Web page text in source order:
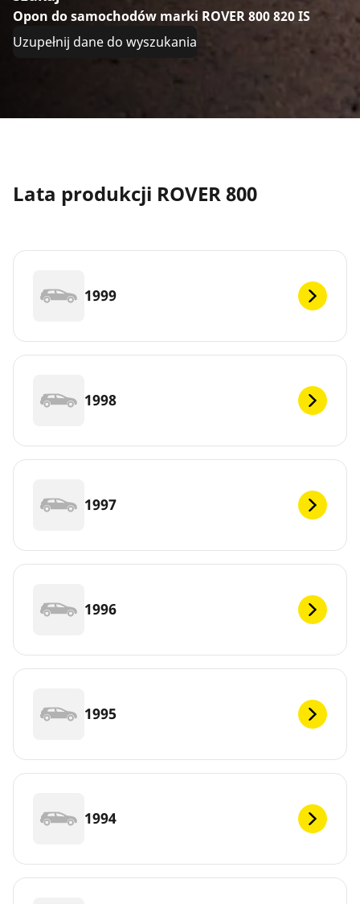
Opon do samochodów marki ROVER 800 820 IS
Uzupełnij dane do wyszukania
Lata produkcji ROVER 800
1999
1998
1997
1996
1995
1994